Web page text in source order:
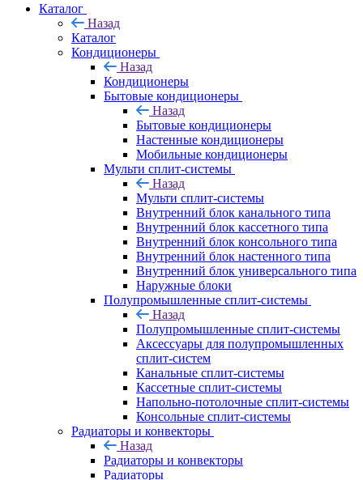
Каталог
Назад
Каталог
Кондиционеры
Назад
Кондиционеры
Бытовые кондиционеры
Назад
Бытовые кондиционеры
Настенные кондиционеры
Мобильные кондиционеры
Мульти сплит-системы
Назад
Мульти сплит-системы
Внутренний блок канального типа
Внутренний блок кассетного типа
Внутренний блок консольного типа
Внутренний блок настенного типа
Внутренний блок универсального типа
Наружные блоки
Полупромышленные сплит-системы
Назад
Полупромышленные сплит-системы
Аксессуары для полупромышленных
сплит-систем
Канальные сплит-системы
Кассетные сплит-системы
Напольно-потолочные сплит-системы
Консольные сплит-системы
Радиаторы и конвекторы
Назад
Радиаторы и конвекторы
Радиаторы